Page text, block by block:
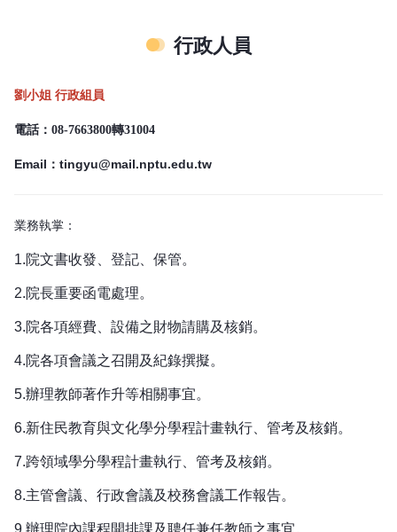
行政人員
劉小姐 行政組員
電話：08-7663800轉31004
Email： tingyu@mail.nptu.edu.tw
業務執掌：
1.院文書收發、登記、保管。
2.院長重要函電處理。
3.院各項經費、設備之財物請購及核銷。
4.院各項會議之召開及紀錄撰擬。
5.辦理教師著作升等相關事宜。
6.新住民教育與文化學分學程計畫執行、管考及核銷。
7.跨領域學分學程計畫執行、管考及核銷。
8.主管會議、行政會議及校務會議工作報告。
9.辦理院內課程開排課及聘任兼任教師之事宜。